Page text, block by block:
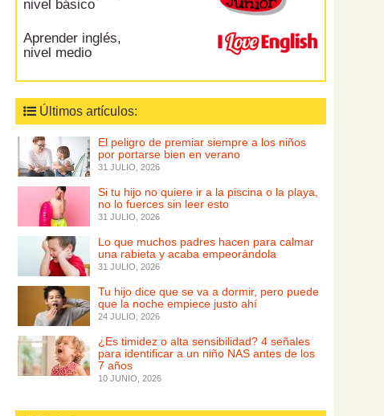
nivel básico
Aprender inglés,
nivel medio
Últimos artículos:
El peligro de premiar siempre a los niños
por portarse bien en verano
31 JULIO, 2026
Si tu hijo no quiere ir a la piscina o la playa,
no lo fuerces sin leer esto
31 JULIO, 2026
Lo que muchos padres hacen para calmar
una rabieta y acaba empeorándola
31 JULIO, 2026
Tu hijo dice que se va a dormir, pero puede
que la noche empiece justo ahí
24 JULIO, 2026
¿Es timidez o alta sensibilidad? 4 señales
para identificar a un niño NAS antes de los
7 años
10 JUNIO, 2026